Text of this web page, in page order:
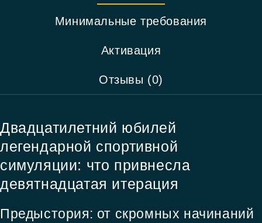
Минимальные требования
Активация
Отзывы (0)
Двадцатилетний юбилей
легендарной спортивной
симуляции: что привнесла
девятнадцатая итерация
Предыстория: от скромных начинаний